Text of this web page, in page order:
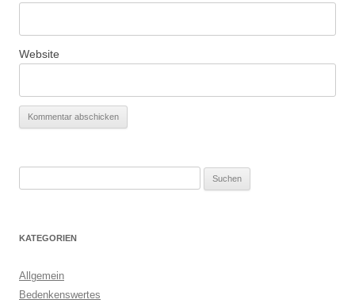
Website
KATEGORIEN
Allgemein
Bedenkenswertes